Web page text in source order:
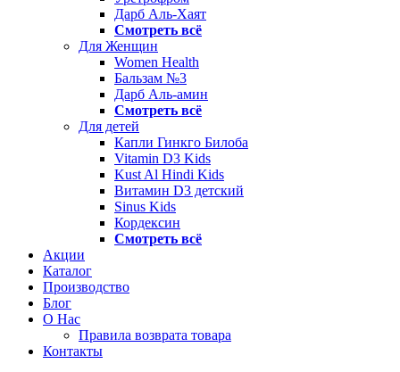
Дарб Аль-Хаят
Смотреть всё
Для Женщин
Women Health
Бальзам №3
Дарб Аль-амин
Смотреть всё
Для детей
Капли Гинкго Билоба
Vitamin D3 Kids
Kust Al Hindi Kids
Витамин D3 детский
Sinus Kids
Кордексин
Смотреть всё
Акции
Каталог
Производство
Блог
О Нас
Правила возврата товара
Контакты